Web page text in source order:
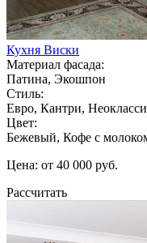
Кухня Виски
Материал фасада:
Патина, Экошпон
Стиль:
Евро, Кантри,
Цвет:
Бежевый, Кофе с
Цена: от 40 000 руб.
Рассчитать